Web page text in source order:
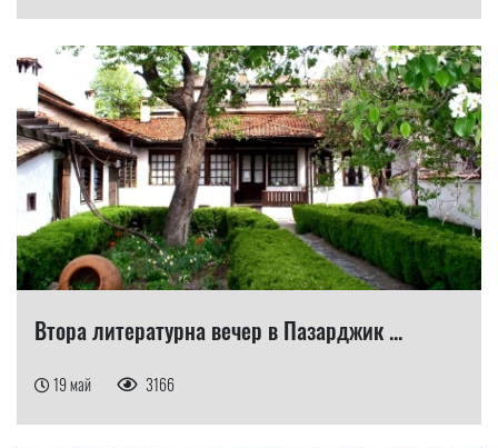
Втора литературна вечер в Пазарджик ...
19 май 3166